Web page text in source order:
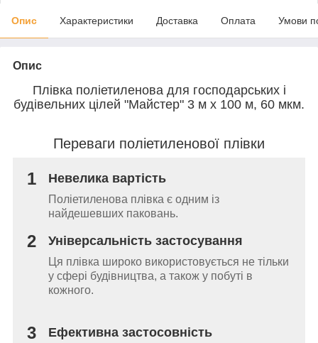
Опис Характеристики Доставка Оплата Умови
Опис
Плівка поліетиленова для господарських і
будівельних цілей "Майстер" 3 м х 100 м, 60 мкм.
Переваги поліетиленової плівки
1 Невелика вартість
Поліетиленова плівка є одним із
найдешевших паковань.
2 Універсальність застосування
Ця плівка широко використовується не тільки
у сфері будівництва, а також у побуті в
кожного.
3 Ефективна застосовність